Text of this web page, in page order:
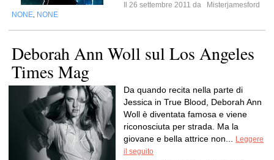
Il 26 settembre 2011 da
Misterjamesford
NONE NONE
Deborah Ann Woll sul Los Angeles
Times Mag
Da quando recita nella parte di
Jessica in True Blood, Deborah Ann
Woll è diventata famosa e viene
riconosciuta per strada. Ma la
giovane e bella attrice non...
Leggere
il seguito